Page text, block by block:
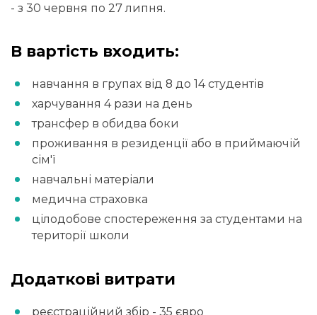
- з 30 червня по 27 липня.
В вартість входить:
навчання в групах від 8 до 14 студентів
харчування 4 рази на день
трансфер в обидва боки
проживання в резиденції або в приймаючій
сім'ї
навчальні матеріали
медична страховка
цілодобове спостереження за студентами на
території школи
Додаткові витрати
реєстраційний збір - 35 євро